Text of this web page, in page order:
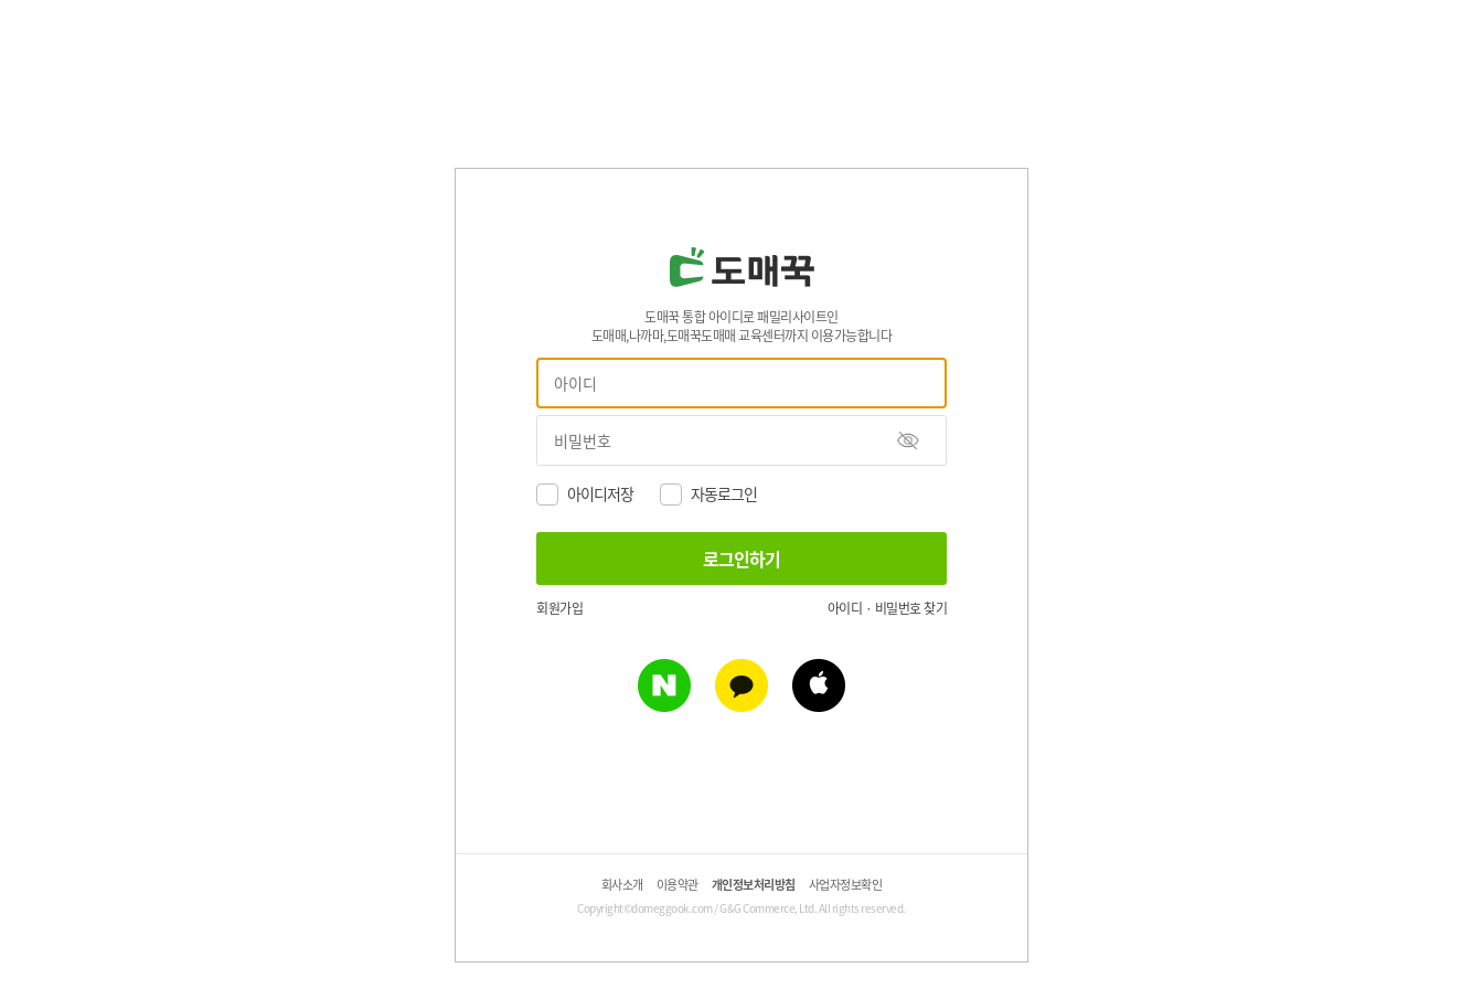
도매꾹 통합 아이디로 패밀리사이트인
도매매,나까마,도매꾹도매매 교육센터까지 이용가능합니다
아이디저장 자동로그인
회원가입 아이디 · 비밀번호 찾기
회사소개 이용약관 개인정보처리방침 사업자정보확인
Copyright©domeggook.com / G&G Commerce, Ltd. All rights reserved.